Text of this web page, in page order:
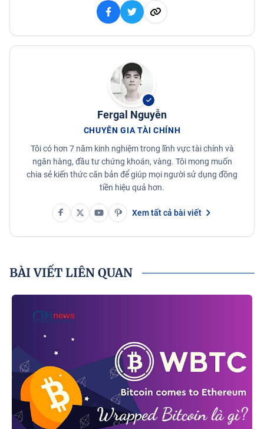
Fergal Nguyễn
CHUYÊN GIA TÀI CHÍNH
Tôi có hơn 7 năm kinh nghiệm trong lĩnh vực tài chính và
ngân hàng, đầu tư chứng khoán, vàng. Tôi mong muốn
chia sẻ kiến thức căn bản để giúp mọi người sử dụng đồng
tiền hiệu quả hơn.
Xem tất cả bài viết
BÀI VIẾT LIÊN QUAN